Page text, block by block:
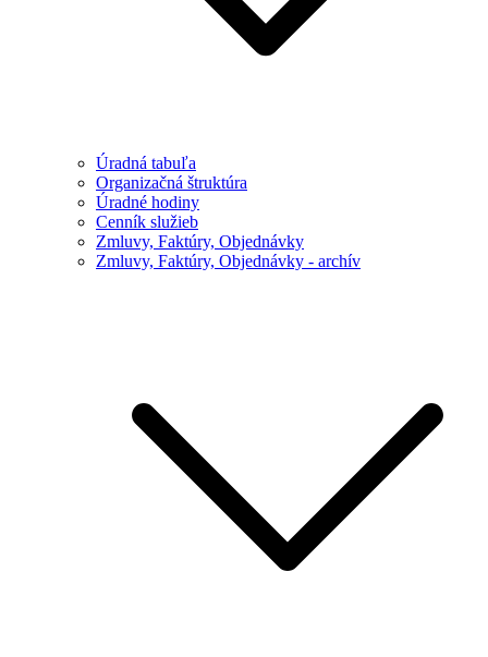
Úradná tabuľa
Organizačná štruktúra
Úradné hodiny
Cenník služieb
Zmluvy, Faktúry, Objednávky
Zmluvy, Faktúry, Objednávky - archív